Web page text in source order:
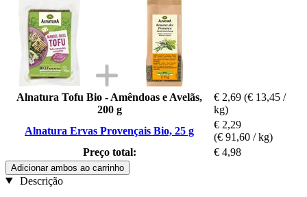
Alnatura Tofu Bio - Amêndoas e Avelãs,
200 g
€ 2,69 (€ 13,45 /
kg)
Alnatura Ervas Provençais Bio, 25 g
€ 2,29
(€ 91,60 / kg)
Preço total:
€ 4,98
Adicionar ambos ao carrinho
Descrição